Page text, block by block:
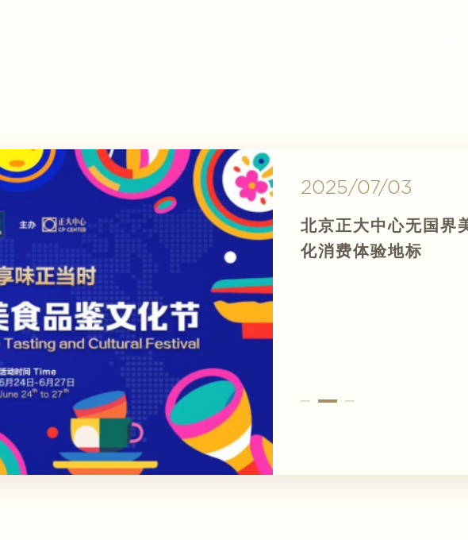
2025/07/08
朝阳区与阿布扎比港
遇
2025/07/03
北京正大中心无国界
化消费体验地标
2025/05/15
2025泰国宋干节暨中
在正大中心圆满落幕